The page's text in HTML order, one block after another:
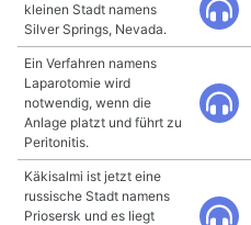
kleinen Stadt namens
Silver Springs, Nevada.
Ein Verfahren namens
Laparotomie wird
notwendig, wenn die
Anlage platzt und führt zu
Peritonitis.
Käkisalmi ist jetzt eine
russische Stadt namens
Priosersk und es liegt